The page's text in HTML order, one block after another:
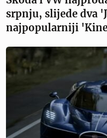
srpnju, slijede dva
najpopularniji